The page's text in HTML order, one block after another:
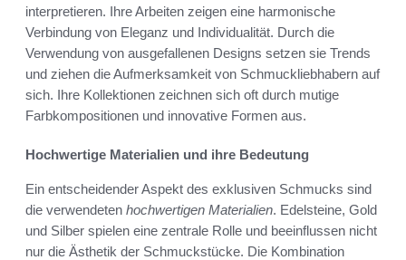
interpretieren. Ihre Arbeiten zeigen eine harmonische
Verbindung von Eleganz und Individualität. Durch die
Verwendung von ausgefallenen Designs setzen sie Trends
und ziehen die Aufmerksamkeit von Schmuckliebhabern auf
sich. Ihre Kollektionen zeichnen sich oft durch mutige
Farbkompositionen und innovative Formen aus.
Hochwertige Materialien und ihre Bedeutung
Ein entscheidender Aspekt des exklusiven Schmucks sind
die verwendeten hochwertigen Materialien. Edelsteine, Gold
und Silber spielen eine zentrale Rolle und beeinflussen nicht
nur die Ästhetik der Schmuckstücke. Die Kombination